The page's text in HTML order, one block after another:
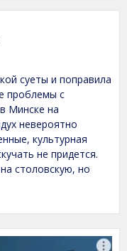
суеты и поправила
проблемы с
Минске на
невероятно
культурная
не придется.
столовскую, но